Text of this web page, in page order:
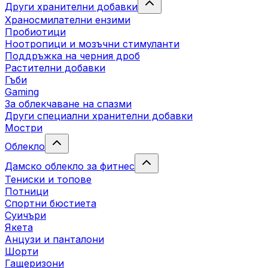
Други хранителни добавки
Храносмилателни ензими
Пробиотици
Ноотропици и мозъчни стимуланти
Поддръжка на черния дроб
Растителни добавки
Гъби
Gaming
За облекчаване на спазми
Други специални хранителни добавки
Мостри
Облекло
Дамско облекло за фитнес
Тениски и топове
Потници
Спортни бюстиета
Суичъри
Якета
Aнцузи и панталони
Шорти
Гащеризони